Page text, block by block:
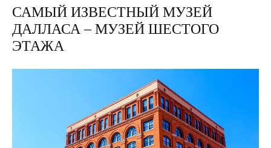
САМЫЙ ИЗВЕСТНЫЙ МУЗЕЙ
ДАЛЛАСА – МУЗЕЙ ШЕСТОГО
ЭТАЖА